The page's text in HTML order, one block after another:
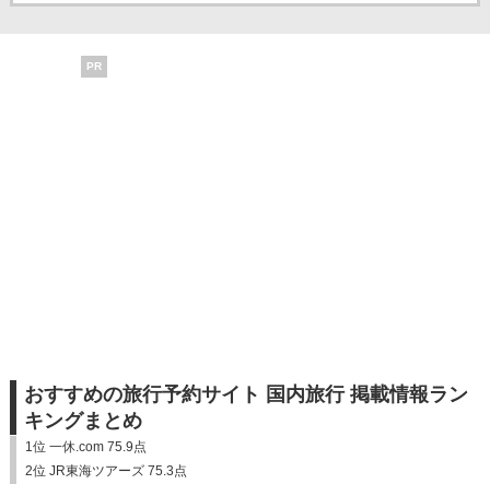
PR
おすすめの旅行予約サイト 国内旅行 掲載情報ラン
キングまとめ
1位 一休.com 75.9点
2位 JR東海ツアーズ 75.3点